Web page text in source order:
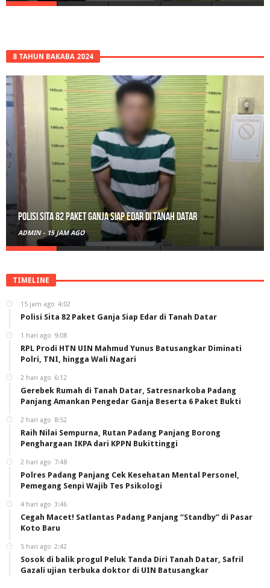
8 TAHUN BAKABA 2024
Polisi Sita 82 Paket Ganja Siap Edar di Tanah Datar
ADMIN - 15 JAM AGO
TIMELINE
15 jam ago 4:02
Polisi Sita 82 Paket Ganja Siap Edar di Tanah Datar
1 hari ago 9:08
RPL Prodi HTN UIN Mahmud Yunus Batusangkar Diminati
Polri, TNI, hingga Wali Nagari
2 hari ago 6:12
Gerebek Rumah di Tanah Datar, Satresnarkoba Padang
Panjang Amankan Pengedar Ganja Beserta 6 Paket Bukti
2 hari ago 8:52
Raih Nilai Sempurna, Rutan Padang Panjang Borong
Penghargaan IKPA dari KPPN Bukittinggi
2 hari ago 7:48
Polres Padang Panjang Cek Kesehatan Mental Personel,
Pemegang Senpi Wajib Tes Psikologi
4 hari ago 3:46
Cegah Macet! Satlantas Padang Panjang “Standby” di Pasar
Koto Baru
5 hari ago 2:42
Sosok di balik progul Peluk Tanda Diri Tanah Datar, Safril
Gazali ujian terbuka doktor di UIN Batusangkar